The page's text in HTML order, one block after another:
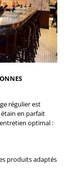
régulier est
en parfait
optimal :
produits adaptés